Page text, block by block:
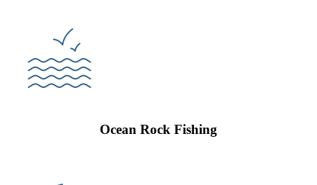
Ocean Rock Fishing